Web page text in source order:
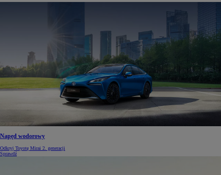
Napęd wodorowy
Odkryj Toyotę Mirai 2. generacji
Sprawdź